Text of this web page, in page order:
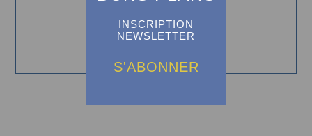
INSCRIPTION
NEWSLETTER
S'ABONNER